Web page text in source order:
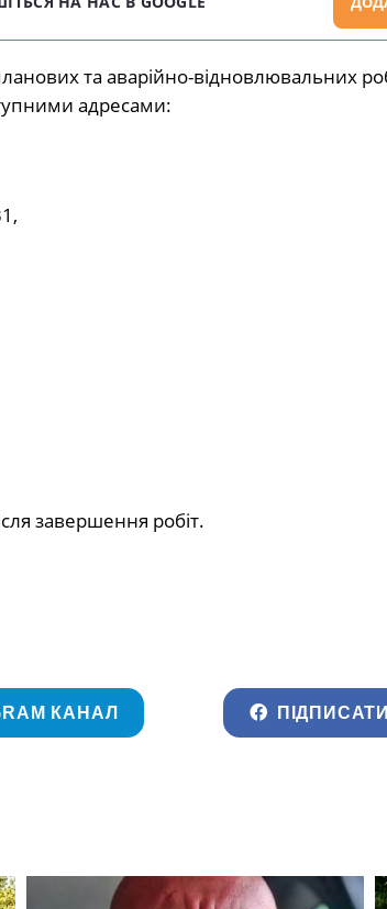
та аварійно-відновлювальних
адресами:
завершення робіт.
КАНАЛ